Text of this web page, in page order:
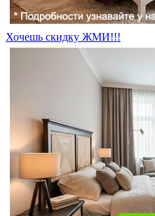
Хочешь скидку ЖМИ!!!